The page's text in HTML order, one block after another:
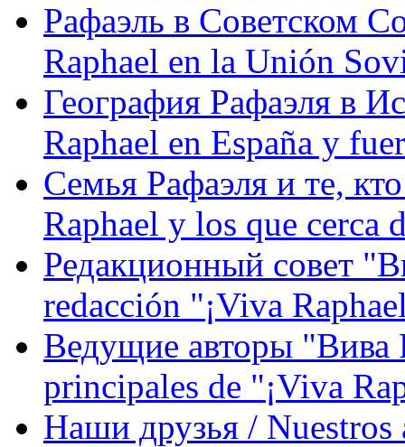
Рафаэль в Советском
Raphael en la Unión
География Рафаэля в
Raphael en España y
Семья Рафаэля и те,
Raphael y los que cerca
Редакционный совет
redacción "¡Viva
Ведущие авторы "Вива
principales de "¡Viva
Наши друзья / Nuestros